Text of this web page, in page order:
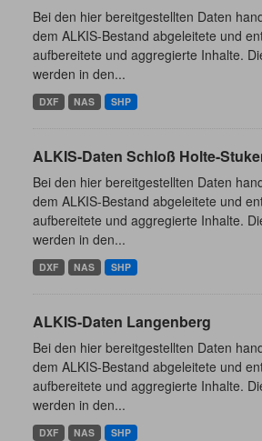
Bei den hier bereitgestellten Daten
dem ALKIS-Bestand abgeleitete und
aufbereitete und aggregierte Inhalte.
werden in den...
DXF NAS SHP
ALKIS-Daten Schloß Holte-
Bei den hier bereitgestellten Daten
dem ALKIS-Bestand abgeleitete und
aufbereitete und aggregierte Inhalte.
werden in den...
DXF NAS SHP
ALKIS-Daten Langenberg
Bei den hier bereitgestellten Daten
dem ALKIS-Bestand abgeleitete und
aufbereitete und aggregierte Inhalte.
werden in den...
DXF NAS SHP